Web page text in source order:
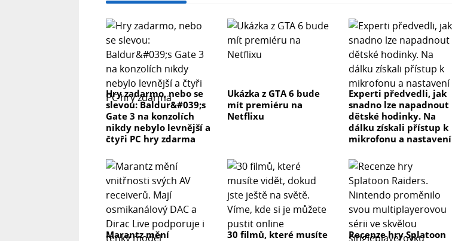
Hry zadarmo, nebo se
slevou: Baldur&#039;s
Gate 3 na konzolích
nikdy nebylo levnější a
čtyři PC hry zdarma
Ukázka z GTA 6 bude
mít premiéru na
Netflixu
Experti předvedli, jak
snadno lze napadnout
dětské hodinky. Na
dálku získali přístup k
mikrofonu a nastavení
Marantz mění
30 filmů, které musíte
Recenze hry Splatoon